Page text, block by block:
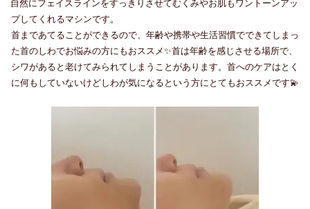
自然にフェイスラインをすっきりさせてむくみやお肌もワントーンアッ
プしてくれるマシンです。
首まであてることができるので、年齢や携帯や生活習慣でできてしまっ
た首のしわでお悩みの方にもおススメ✨首は年齢を感じさせる場所で、
シワがあると老けてみられてしまうことがあります。首へのケアはとく
に何もしていないけどしわが気になるという方にとてもおススメです💫